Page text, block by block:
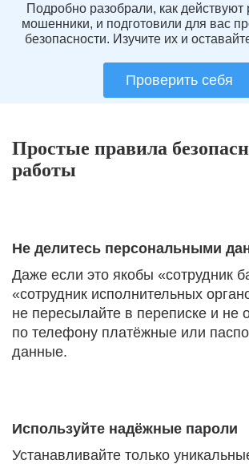
Подробно разобрали, как действуют
мошенники, и подготовили для вас
безопасности. Изучите их и
Проверить себя
Простые правила
работы
Не делитесь персональными
Даже если это якобы «сотрудник
«сотрудник исполнительных
не пересылайте в переписке и не
по телефону платёжные или
данные.
Используйте надёжные пароли
Устанавливайте только